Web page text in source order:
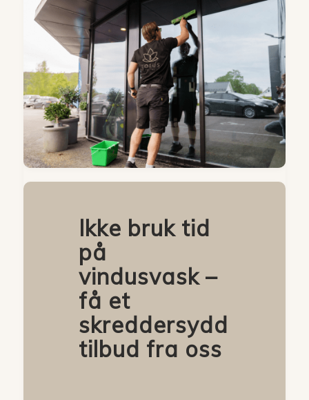
Ikke bruk tid
på
vindusvask –
få et
skreddersydd
tilbud fra oss